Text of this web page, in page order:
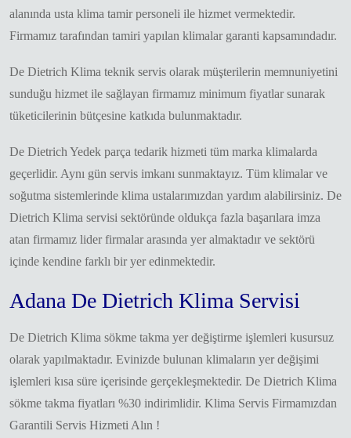
alanında usta klima tamir personeli ile hizmet vermektedir.
Firmamız tarafından tamiri yapılan klimalar garanti kapsamındadır.
De Dietrich Klima teknik servis olarak müşterilerin memnuniyetini
sunduğu hizmet ile sağlayan firmamız minimum fiyatlar sunarak
tüketicilerinin bütçesine katkıda bulunmaktadır.
De Dietrich Yedek parça tedarik hizmeti tüm marka klimalarda
geçerlidir. Aynı gün servis imkanı sunmaktayız. Tüm klimalar ve
soğutma sistemlerinde klima ustalarımızdan yardım alabilirsiniz. De
Dietrich Klima servisi sektöründe oldukça fazla başarılara imza
atan firmamız lider firmalar arasında yer almaktadır ve sektörü
içinde kendine farklı bir yer edinmektedir.
Adana De Dietrich Klima Servisi
De Dietrich Klima sökme takma yer değiştirme işlemleri kusursuz
olarak yapılmaktadır. Evinizde bulunan klimaların yer değişimi
işlemleri kısa süre içerisinde gerçekleşmektedir. De Dietrich Klima
sökme takma fiyatları %30 indirimlidir. Klima Servis Firmamızdan
Garantili Servis Hizmeti Alın !